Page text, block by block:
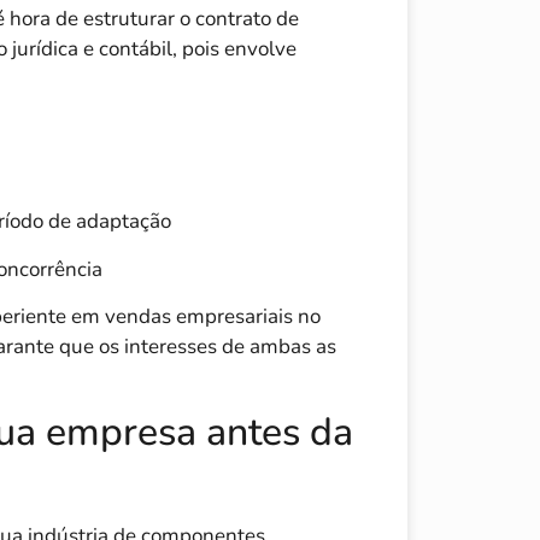
de estruturar o contrato de
jurídica e contábil, pois envolve
de adaptação
em vendas empresariais no
que os interesses de ambas as
empresa antes da